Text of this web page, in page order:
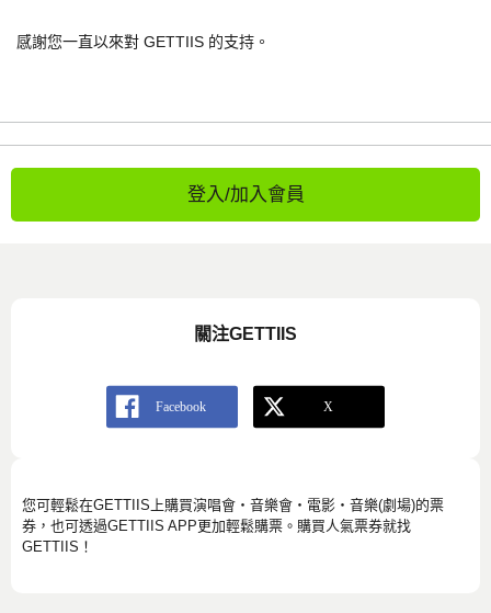
感謝您一直以來對 GETTIIS 的支持。
登入/加入會員
關注GETTIIS
您可輕鬆在GETTIIS上購買演唱會・音樂會・電影・音樂(劇場)的票
券，也可透過GETTIIS APP更加輕鬆購票。購買人氣票券就找
GETTIIS！